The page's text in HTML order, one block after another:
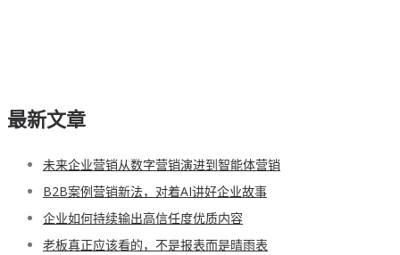
最新文章
未来企业营销从数字营销演进到智能体营销
B2B案例营销新法，对着AI讲好企业故事
企业如何持续输出高信任度优质内容
老板真正应该看的，不是报表而是晴雨表